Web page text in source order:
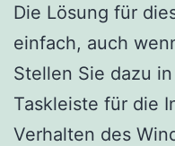
Die Lösung für
einfach, auch
Stellen Sie dazu
Taskleiste für die
Verhalten des